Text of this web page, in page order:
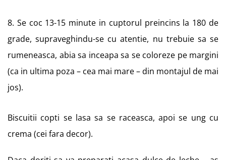
8. Se coc 13-15 minute in cuptorul preincins la 180 de
grade, supraveghindu-se cu atentie, nu trebuie sa se
rumeneasca, abia sa inceapa sa se coloreze pe margini
(ca in ultima poza – cea mai mare – din montajul de mai
jos).
Biscuitii copti se lasa sa se raceasca, apoi se ung cu
crema (cei fara decor).